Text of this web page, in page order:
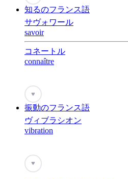
知るのフランス語
サヴォワール
savoir
コネートル
connaître
♥
振動のフランス語
ヴィブラシオン
vibration
♥